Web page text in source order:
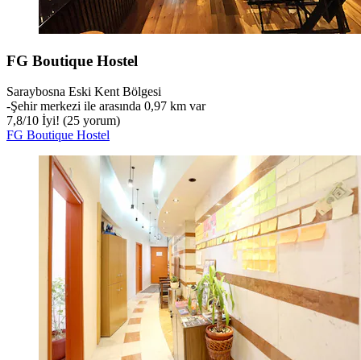
FG Boutique Hostel
Saraybosna Eski Kent Bölgesi
‐Şehir merkezi ile arasında 0,97 km var
7,8/10 İyi! (25 yorum)
FG Boutique Hostel